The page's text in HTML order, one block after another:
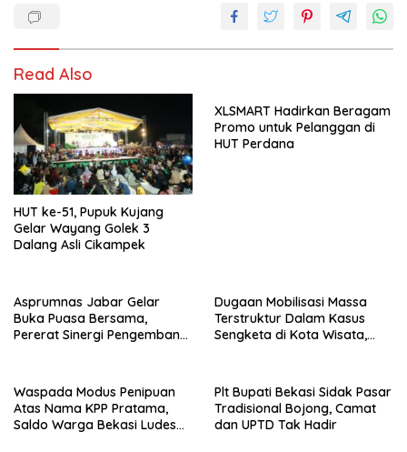
Read Also
HUT ke-51, Pupuk Kujang
Gelar Wayang Golek 3
Dalang Asli Cikampek
XLSMART Hadirkan Beragam
Promo untuk Pelanggan di
HUT Perdana
Asprumnas Jabar Gelar
Buka Puasa Bersama,
Pererat Sinergi Pengembang
Dugaan Mobilisasi Massa
Terstruktur Dalam Kasus
Sengketa di Kota Wisata,
Waspada Modus Penipuan
Atas Nama KPP Pratama,
Saldo Warga Bekasi Ludes
Plt Bupati Bekasi Sidak Pasar
Tradisional Bojong, Camat
dan UPTD Tak Hadir